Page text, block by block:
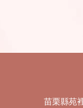
苗栗縣苑